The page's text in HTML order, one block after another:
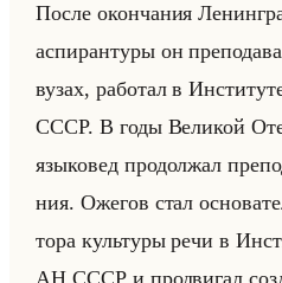
После окон­ча­ния
ас­пи­ран­ту­ры он
вузах, ра­бо­тал в
СССР. В годы Ве­ли­кой
язы­ко­вед про­дол­жал
ния. Оже­гов стал
то­ра культу­ры речи в